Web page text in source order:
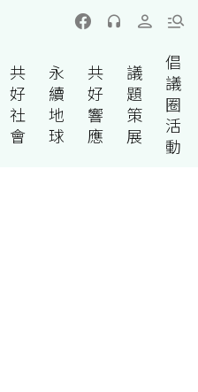
共
好
社
會
永
續
地
球
共
好
響
應
議
題
策
展
倡
議
圈
活
動